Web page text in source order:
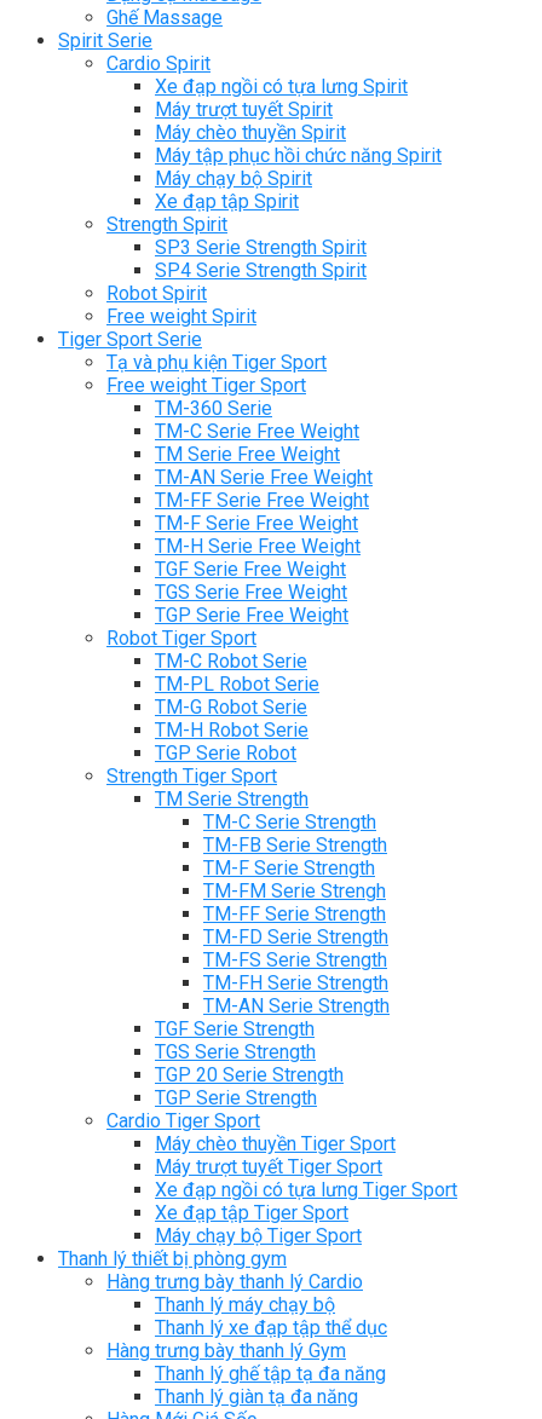
Ghế Massage
Spirit Serie
Cardio Spirit
Xe đạp ngồi có tựa lưng Spirit
Máy trượt tuyết Spirit
Máy chèo thuyền Spirit
Máy tập phục hồi chức năng Spirit
Máy chạy bộ Spirit
Xe đạp tập Spirit
Strength Spirit
SP3 Serie Strength Spirit
SP4 Serie Strength Spirit
Robot Spirit
Free weight Spirit
Tiger Sport Serie
Tạ và phụ kiện Tiger Sport
Free weight Tiger Sport
TM-360 Serie
TM-C Serie Free Weight
TM Serie Free Weight
TM-AN Serie Free Weight
TM-FF Serie Free Weight
TM-F Serie Free Weight
TM-H Serie Free Weight
TGF Serie Free Weight
TGS Serie Free Weight
TGP Serie Free Weight
Robot Tiger Sport
TM-C Robot Serie
TM-PL Robot Serie
TM-G Robot Serie
TM-H Robot Serie
TGP Serie Robot
Strength Tiger Sport
TM Serie Strength
TM-C Serie Strength
TM-FB Serie Strength
TM-F Serie Strength
TM-FM Serie Strengh
TM-FF Serie Strength
TM-FD Serie Strength
TM-FS Serie Strength
TM-FH Serie Strength
TM-AN Serie Strength
TGF Serie Strength
TGS Serie Strength
TGP 20 Serie Strength
TGP Serie Strength
Cardio Tiger Sport
Máy chèo thuyền Tiger Sport
Máy trượt tuyết Tiger Sport
Xe đạp ngồi có tựa lưng Tiger Sport
Xe đạp tập Tiger Sport
Máy chạy bộ Tiger Sport
Thanh lý thiết bị phòng gym
Hàng trưng bày thanh lý Cardio
Thanh lý máy chạy bộ
Thanh lý xe đạp tập thể dục
Hàng trưng bày thanh lý Gym
Thanh lý ghế tập tạ đa năng
Thanh lý giàn tạ đa năng